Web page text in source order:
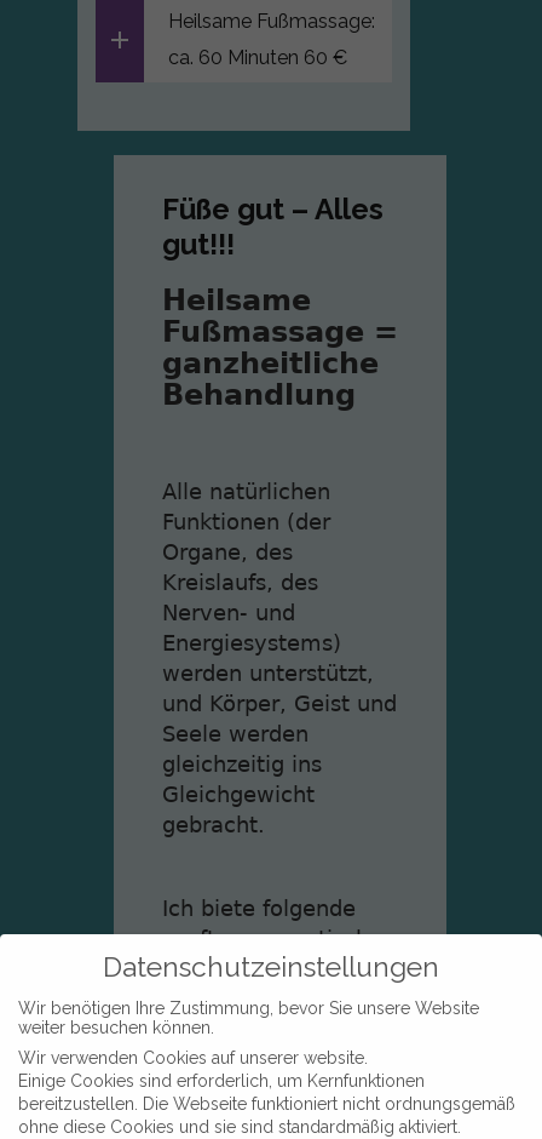
Heilsame Fußmassage:
ca. 60 Minuten 60 €
Füße gut – Alles
gut!!!
Heilsame
Fußmassage =
ganzheitliche
Behandlung
Alle natürlichen
Funktionen (der
Organe, des
Kreislaufs, des
Nerven- und
Energiesystems)
werden unterstützt,
und Körper, Geist und
Seele werden
gleichzeitig ins
Gleichgewicht
gebracht.
Ich biete folgende
sanfte, energetische
Fußmassagen in
meiner Praxis an:
Marmamassage
(Vitalpunkte)
Datenschutzeinstellungen
Wir benötigen Ihre Zustimmung, bevor Sie unsere Website
weiter besuchen können.
Wir verwenden Cookies auf unserer website.
Einige Cookies sind erforderlich, um Kernfunktionen
bereitzustellen. Die Webseite funktioniert nicht ordnungsgemäß
ohne diese Cookies und sie sind standardmäßig aktiviert.